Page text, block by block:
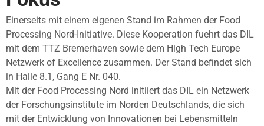
Einerseits mit einem eigenen Stand im Rahmen der Food
Processing Nord-Initiative. Diese Kooperation fuehrt das DIL
mit dem TTZ Bremerhaven sowie dem High Tech Europe
Netzwerk of Excellence zusammen. Der Stand befindet sich
in Halle 8.1, Gang E Nr. 040.
Mit der Food Processing Nord initiiert das DIL ein Netzwerk
der Forschungsinstitute im Norden Deutschlands, die sich
mit der Entwicklung von Innovationen bei Lebensmitteln